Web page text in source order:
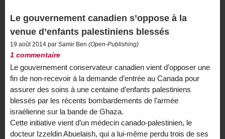
Le gouvernement canadien s’oppose à la
venue d’enfants palestiniens blessés
19 août 2014 par Samir Ben (Open-Publishing)
1 commentaire
Le gouvernement conservateur canadien vient d’opposer une
fin de non-recevoir à la demande d’entrée au Canada pour
assurer des soins à une centaine d’enfants palestiniens
blessés par les récents bombardements de l’armée
israélienne sur la bande de Ghaza.
Cette initiative vient d’un médecin canado-palestinien, le
docteur Izzeldin Abuelaish, qui a lui-même perdu trois de ses